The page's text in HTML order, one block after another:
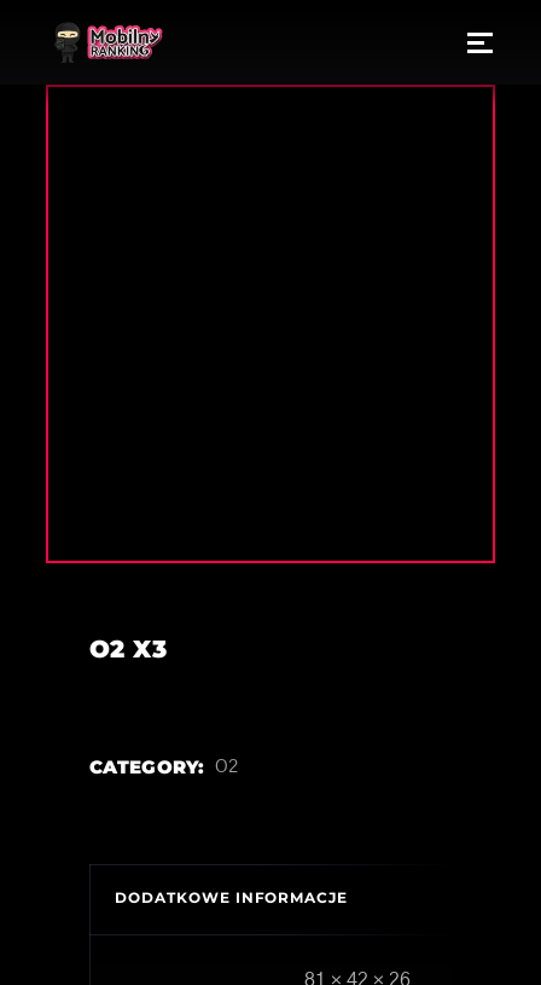
O2 X3
CATEGORY: O2
DODATKOWE INFORMACJE
81 × 42 × 26